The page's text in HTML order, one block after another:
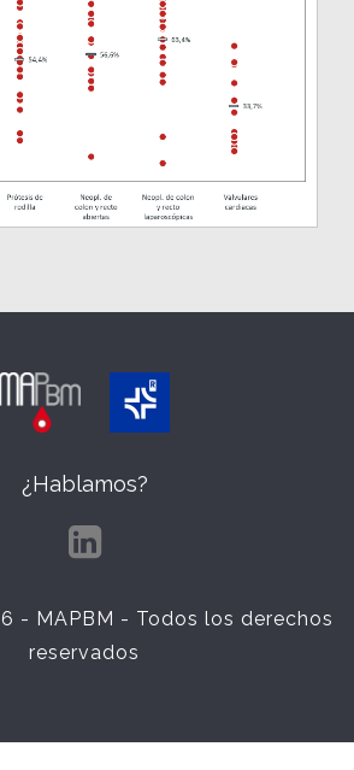
¿Hablamos?
LinkedIn
- MAPBM - Todos los derechos
reservados